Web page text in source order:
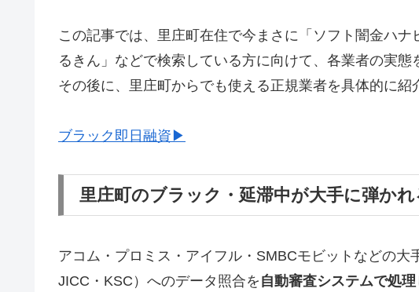
この記事では、里庄町在住で今まさに「ソフト闇金ハ
るきん」などで検索している方に向けて、各業者の実
その後に、里庄町からでも使える正規業者を具体的に紹
ブラック即日融資▶
里庄町のブラック・延滞中が大手に弾か
アコム・プロミス・アイフル・SMBCモビットなどの大
JICC・KSC）へのデータ照合を 自動審査システムで処理